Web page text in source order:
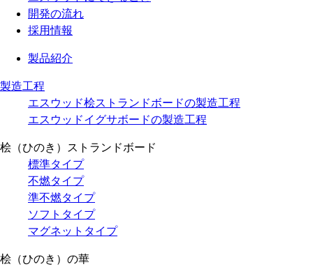
開発の流れ
採用情報
製品紹介
製造工程
エスウッド桧ストランドボードの製造工程
エスウッドイグサボードの製造工程
桧（ひのき）ストランドボード
標準タイプ
不燃タイプ
準不燃タイプ
ソフトタイプ
マグネットタイプ
桧（ひのき）の華